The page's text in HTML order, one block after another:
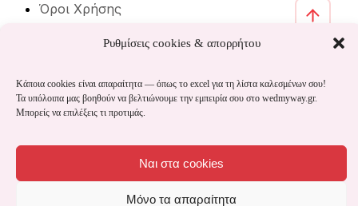
Ρυθμίσεις cookies & απορρήτου
Κάποια cookies είναι απαραίτητα — όπως το excel για τη λίστα καλεσμένων σου!
Τα υπόλοιπα μας βοηθούν να βελτιώνουμε την εμπειρία σου στο wedmyway.gr.
Μπορείς να επιλέξεις τι προτιμάς.
Ναι στα cookies
Μόνο τα απαραίτητα
Όροι Χρήσης
© 2026wedmywayAll rights are reserved.
built by❤ wedmyway team